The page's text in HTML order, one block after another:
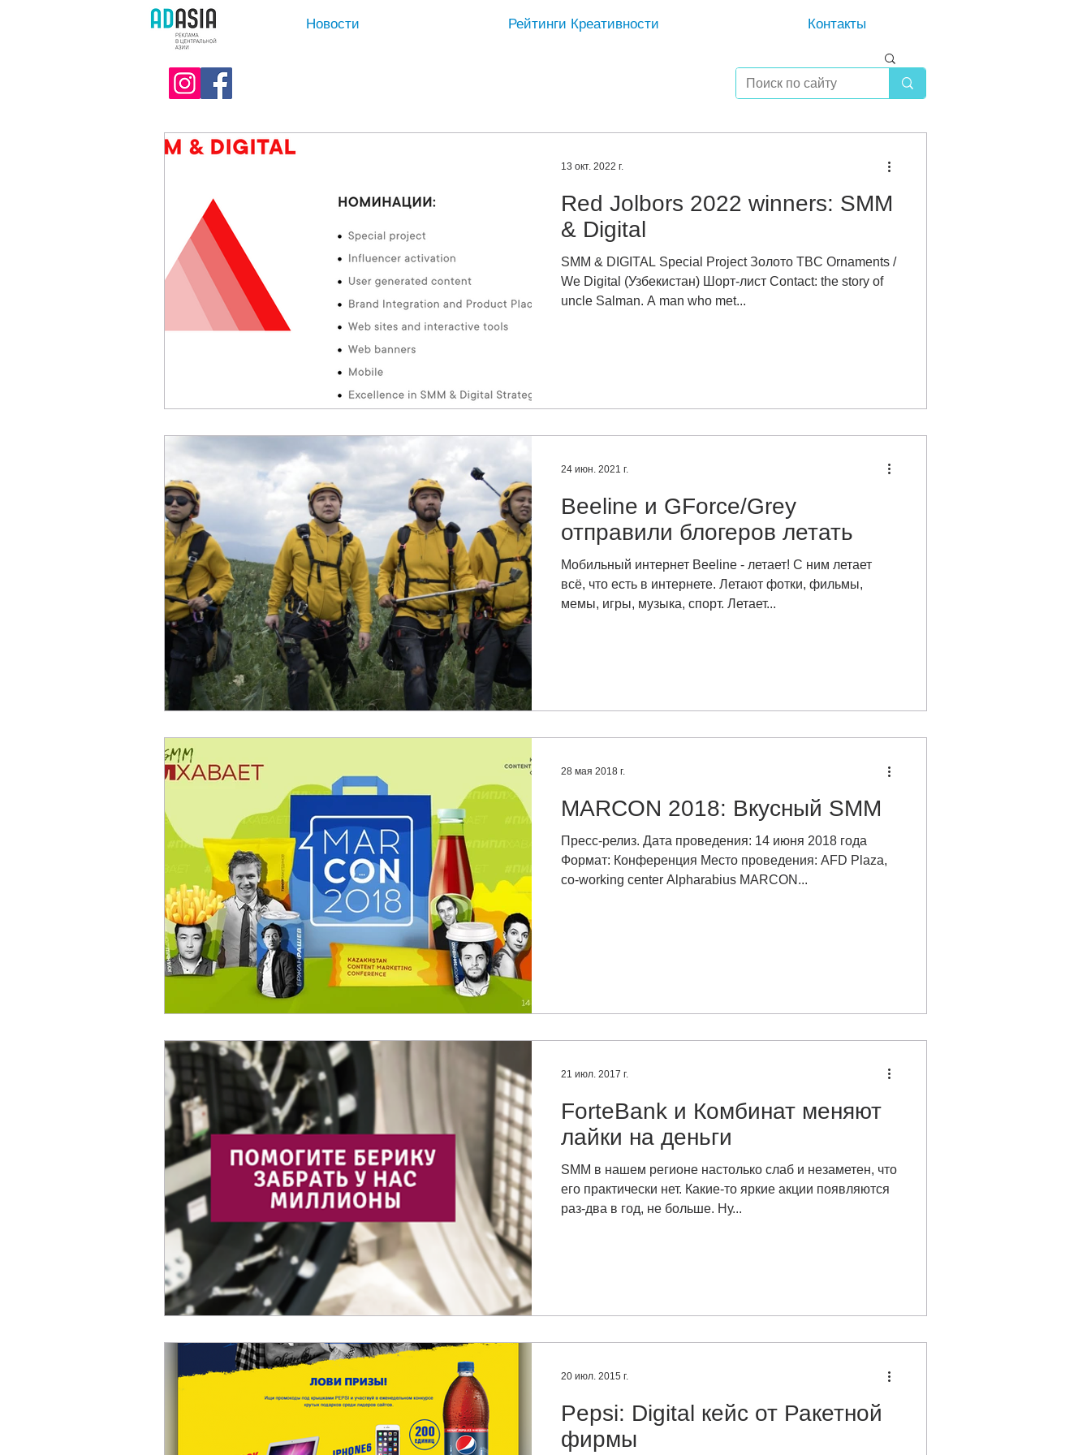
Новости Рейтинги Креативности Контакты
Red Jolbors 2022 winners: SMM
& Digital
SMM & DIGITAL Special Project Золото TBC Ornaments /
We Digital (Узбекистан) Шорт-лист Contact: the story of
uncle Salman. A man who met...
13 окт. 2022 г.
Beeline и GForce/Grey
отправили блогеров летать
Мобильный интернет Beeline - летает! С ним летает
всё, что есть в интернете. Летают фотки, фильмы,
мемы, игры, музыка, спорт. Летает...
24 июн. 2021 г.
MARCON 2018: Вкусный SMM
Пресс-релиз. Дата проведения: 14 июня 2018 года
Формат: Конференция Место проведения: AFD Plaza,
co-working center Alpharabius MARCON...
28 мая 2018 г.
ForteBank и Комбинат меняют
лайки на деньги
SMM в нашем регионе настолько слаб и незаметен, что
его практически нет. Какие-то яркие акции появляются
раз-два в год, не больше. Ну...
21 июл. 2017 г.
Pepsi: Digital кейс от Ракетной
фирмы
20 июл. 2015 г.